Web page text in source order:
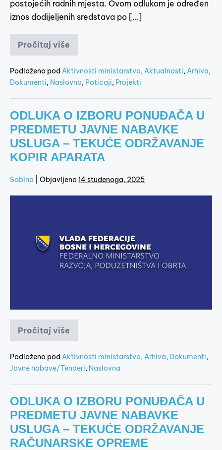
postojećih radnih mjesta. Ovom odlukom je određen
iznos dodijeljenih sredstava po […]
Pročitaj više
Podloženo pod Aktivnosti ministarstva,Aktualnosti,Arhiva,
Dokumenti, Naslovna, Poticaji, Projekti
ODLUKA O IZBORU PONUĐAČA U
PREDMETU JAVNE NABAVKE
USLUGA – TEKUĆE ODRŽAVANJE
KOPIR APARATA
Sabina Objavljeno 14 studenoga, 2025
Pročitaj više
Podloženo pod Aktivnosti ministarstva,Arhiva, Dokumenti,
Javne nabave/Tenderi, Naslovna
ODLUKA O IZBORU PONUĐAČA U
PREDMETU JAVNE NABAVKE
USLUGA – TEKUĆE ODRŽAVANJE
RAČUNARSKE OPREME